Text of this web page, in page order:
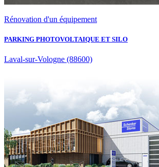
Rénovation d'un équipement
PARKING PHOTOVOLTAIQUE ET SILO
Laval-sur-Vologne (88600)